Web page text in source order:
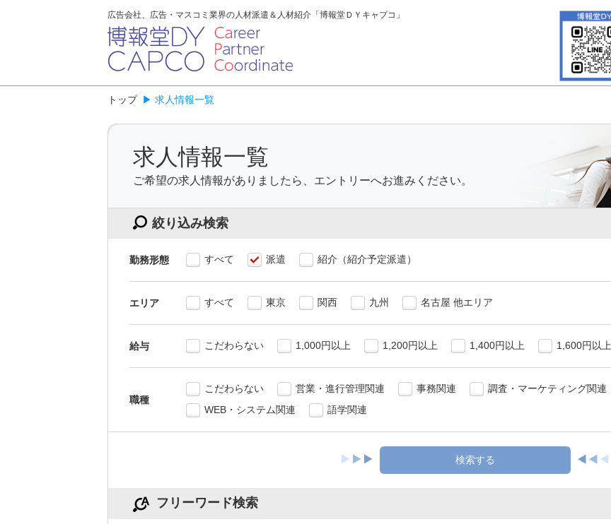
広告会社、広告・マスコミ業界の人材派遣＆人材紹介「博報堂ＤＹキャプコ」
トップ ▶ 求人情報一覧
求人情報一覧
ご希望の求人情報がありましたら、エントリーへお進みください。
絞り込み検索
勤務形態 すべて 派遣 紹介（紹介予定派遣）
エリア すべて 東京 関西 九州 名古屋 他エリア
給与 こだわらない 1,000円以上 1,200円以上 1,400円以上 1,600円以上
職種
こだわらない 営業・進行管理関連 事務関連 調査・マーケティング関連
WEB・システム関連
語学関連
フリーワード検索